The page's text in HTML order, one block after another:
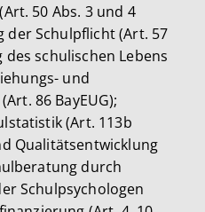
50 Abs. 3 und 4
der Schulpflicht (Art. 57
des schulischen Lebens
und
86 BayEUG);
(Art. 113b
Qualitätsentwicklung
durch
Schulpsychologen